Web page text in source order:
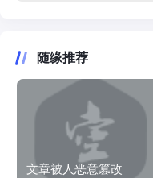
随缘推荐
文章被人恶意篡改